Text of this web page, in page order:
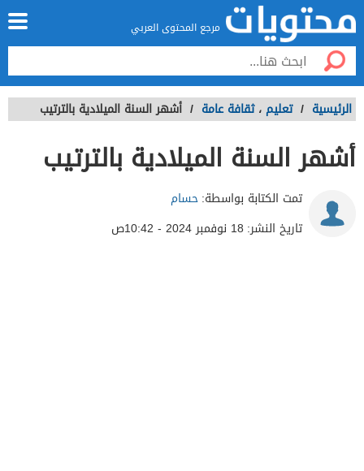
مرجع المحتوى العربي
الرئيسية / تعليم ، ثقافة عامة / أشهر السنة الميلادية بالترتيب
أشهر السنة الميلادية بالترتيب
تمت الكتابة بواسطة:حسام
تاريخ النشر: 18 نوفمبر 2024 - 10:42ص